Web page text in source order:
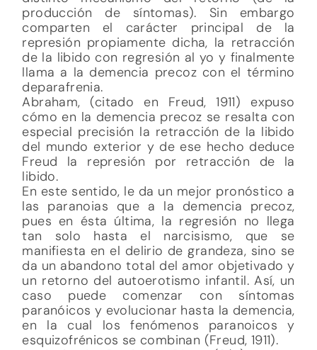
producción de síntomas). Sin embargo
comparten el carácter principal de la
represión propiamente dicha, la retracción
de la libido con regresión al yo y finalmente
llama a la demencia precoz con el término
deparafrenia.
Abraham, (citado en Freud, 1911) expuso
cómo en la demencia precoz se resalta con
especial precisión la retracción de la libido
del mundo exterior y de ese hecho deduce
Freud la represión por retracción de la
libido.
En este sentido, le da un mejor pronóstico a
las paranoias que a la demencia precoz,
pues en ésta última, la regresión no llega
tan solo hasta el narcisismo, que se
manifiesta en el delirio de grandeza, sino se
da un abandono total del amor objetivado y
un retorno del autoerotismo infantil. Así, un
caso puede comenzar con síntomas
paranóicos y evolucionar hasta la demencia,
en la cual los fenómenos paranoicos y
esquizofrénicos se combinan (Freud, 1911).